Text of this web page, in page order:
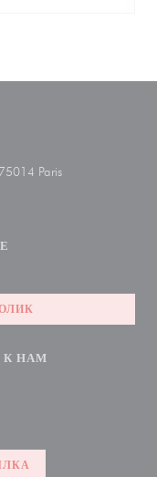
Paris((открывается в
К НАМ
в новом
((открывается в